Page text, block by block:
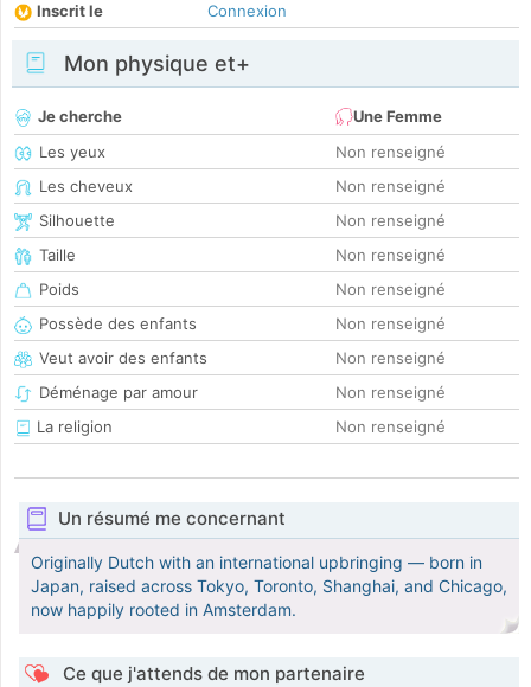
Inscrit le
Connexion
Mon physique et+
Je cherche
Une Femme
Les yeux
Non renseigné
Les cheveux
Non renseigné
Silhouette
Non renseigné
Taille
Non renseigné
Poids
Non renseigné
Possède des enfants
Non renseigné
Veut avoir des enfants
Non renseigné
Déménage par amour
Non renseigné
La religion
Non renseigné
Un résumé me concernant
Originally Dutch with an international upbringing — born in
Japan, raised across Tokyo, Toronto, Shanghai, and Chicago,
now happily rooted in Amsterdam.
Ce que j'attends de mon partenaire